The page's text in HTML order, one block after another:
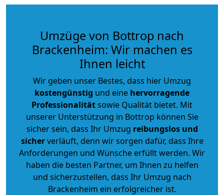
Umzüge von Bottrop nach
Brackenheim: Wir machen es
Ihnen leicht
Wir geben unser Bestes, dass hier Umzug
kostengünstig und eine hervorragende
Professionalitätsowie Qualität bietet. Mit
unserer Unterstützung in Bottrop können Sie
sicher sein, dass Ihr Umzug reibungslos und
sicherverläuft, denn wir sorgen dafür, dass Ihre
Anforderungen und Wünsche erfüllt werden. Wir
haben die besten Partner, um Ihnen zu helfen
und sicherzustellen, dass Ihr Umzug nach
Brackenheim ein erfolgreicher ist.